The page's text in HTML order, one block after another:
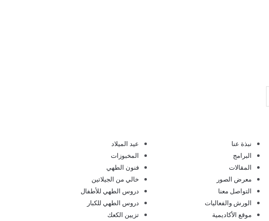
نبذة عنا
البرامج
المقالات
معرض الصور
التواصل معنا
الورش والفعاليات
موقع الأكاديمية
عيد الميلاد
المخبوزات
فنون الطهي
خالي من الجيلاتين
دروس الطهي للأطفال
دروس الطهي للكبار
تزيين الكعك